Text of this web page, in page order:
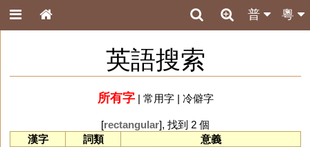
粵
普
英語搜索
所有字| 常用字| 冷僻字
[rectangular], 找到 2 個
漢字
詞類
意義